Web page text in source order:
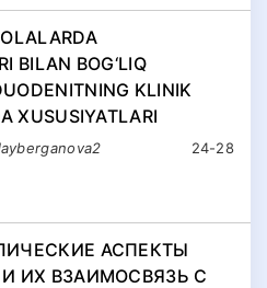
BILAN BOG‘LIQ
KLINIK
XUSUSIYATLARI
24-28
АСПЕКТЫ
ИХ ВЗАИМОСВЯЗЬ С